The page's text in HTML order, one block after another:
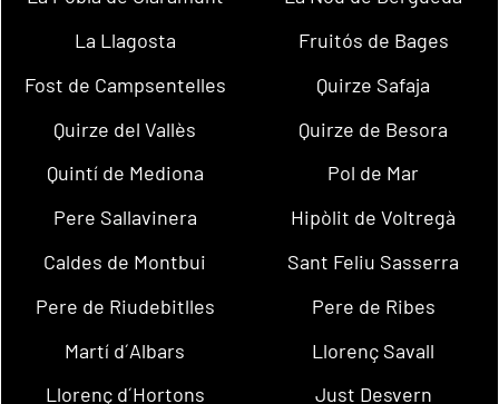
La Llagosta
Fruitós de Bages
Fost de Campsentelles
Quirze Safaja
Quirze del Vallès
Quirze de Besora
Quintí de Mediona
Pol de Mar
Pere Sallavinera
Hipòlit de Voltregà
Caldes de Montbui
Sant Feliu Sasserra
Pere de Riudebitlles
Pere de Ribes
Martí d´Albars
Llorenç Savall
Llorenç d´Hortons
Just Desvern